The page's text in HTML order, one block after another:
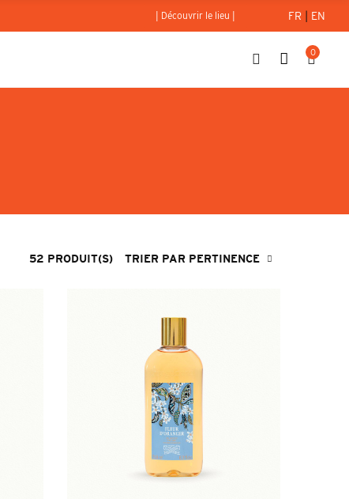
| Découvrir le lieu | FR | EN
0
52 PRODUIT(S) TRIER PAR PERTINENCE